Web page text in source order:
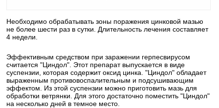
Необходимо обрабатывать зоны поражения цинковой мазью
не более шести раз в сутки. Длительность лечения составляет
4 недели.
Эффективным средством при заражении герпесвирусом
считается "Циндол". Этот препарат выпускается в виде
суспензии, которая содержит оксид цинка. "Циндол" обладает
выраженным противовоспалительным и подсушивающим
эффектом. Из этой суспензии можно приготовить мазь для
обработки ветрянки. Для этого достаточно поместить "Циндол"
на несколько дней в темное место.